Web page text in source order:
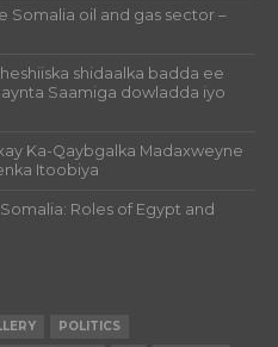
oil and gas sector –
shidaalka badda ee
Saamiga dowladda iyo
Ka-Qaybgalka Madaxweyne
Itoobiya
Roles of Egypt and
POLITICS